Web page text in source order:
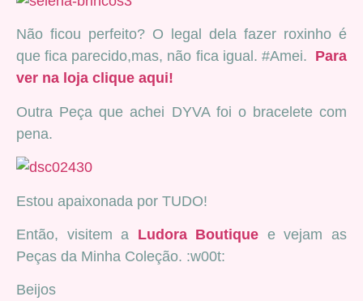
Não ficou perfeito? O legal dela fazer roxinho é
que fica parecido,mas, não fica igual. #Amei. Para
ver na loja clique aqui!
Outra Peça que achei DYVA foi o bracelete com
pena.
Estou apaixonada por TUDO!
Então, visitem a Ludora Boutique e vejam as
Peças da Minha Coleção. :w00t:
Beijos